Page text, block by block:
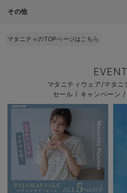
その他
マタニティのTOPページはこちら
EVENT
マタニティウェア/マタニ
セール / キャンペーン